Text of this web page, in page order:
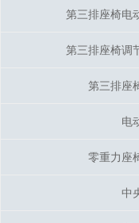
第三排座椅电
第三排座椅调
第三排座
电
零重力座
中
第三排座椅电
第三排座椅调
第三排座
电
零重力座
中